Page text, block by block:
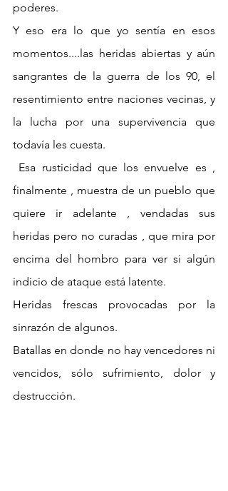
poderes.
Y eso era lo que yo sentía en esos
momentos....las heridas abiertas y aún
sangrantes de la guerra de los 90, el
resentimiento entre naciones vecinas, y
la lucha por una supervivencia que
todavía les cuesta.
finalmente , muestra de un pueblo que
quiere ir adelante , vendadas sus
heridas pero no curadas , que mira por
encima del hombro para ver si algún
indicio de ataque está latente.
Heridas frescas provocadas por la
sinrazón de algunos.
Batallas en donde no hay vencedores ni
vencidos, sólo sufrimiento, dolor y
destrucción.